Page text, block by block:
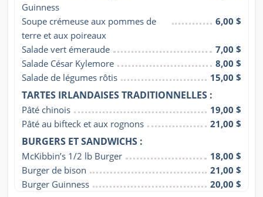
Guinness
Soupe crémeuse aux pommes de
terre et aux poireaux
6,00 $
Salade vert émeraude
7,00 $
Salade César Kylemore
8,00 $
Salade de légumes rôtis
15,00 $
TARTES IRLANDAISES TRADITIONNELLES :
Pâté chinois
19,00 $
Pâté au bifteck et aux rognons
21,00 $
BURGERS ET SANDWICHS :
McKibbin’s 1/2 lb Burger
18,00 $
Burger de bison
21,00 $
Burger Guinness
20,00 $